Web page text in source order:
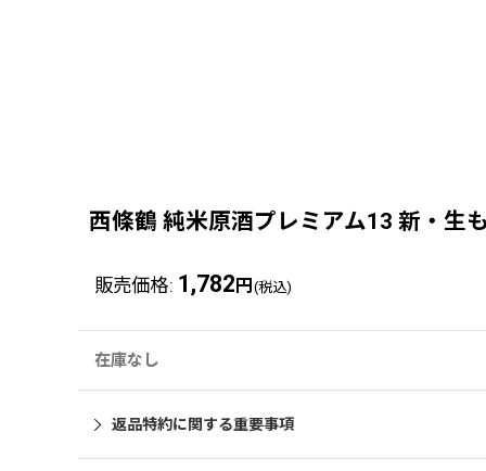
西條鶴 純米原酒プレミアム13 新・生
販売価格: 1,782 円 (税込)
在庫なし
返品特約に関する重要事項